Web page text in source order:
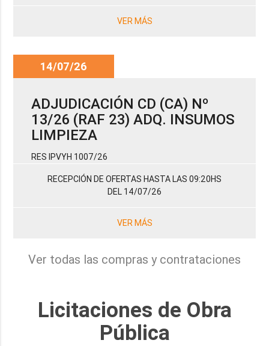
VER MÁS
14/07/26
ADJUDICACIÓN CD (CA) Nº
13/26 (RAF 23) ADQ. INSUMOS
LIMPIEZA
RES IPVYH 1007/26
RECEPCIÓN DE OFERTAS HASTA LAS 09:20HS
DEL 14/07/26
VER MÁS
Ver todas las compras y contrataciones
Licitaciones de Obra
Pública